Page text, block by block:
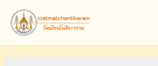
content